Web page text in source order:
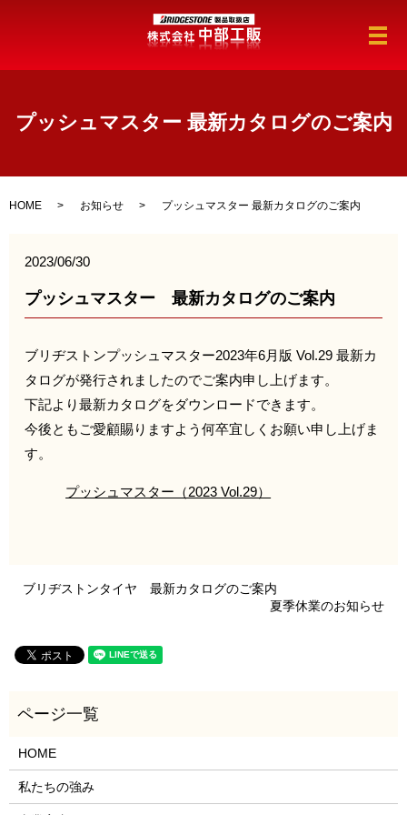
メ
プッシュマスター 最新カタログのご案内
HOME お知らせ プッシュマスター 最新カタログのご案内
2023/06/30
プッシュマスター 最新カタログのご案内
ブリヂストンプッシュマスター2023年6月版 Vol.29 最新カ
タログが発行されましたのでご案内申し上げます。
下記より最新カタログをダウンロードできます。
今後ともご愛顧賜りますよう何卒宜しくお願い申し上げま
す。
プッシュマスター（2023 Vol.29）
ブリヂストンタイヤ 最新カタログのご案内
夏季休業のお知らせ
HOME
私たちの強み